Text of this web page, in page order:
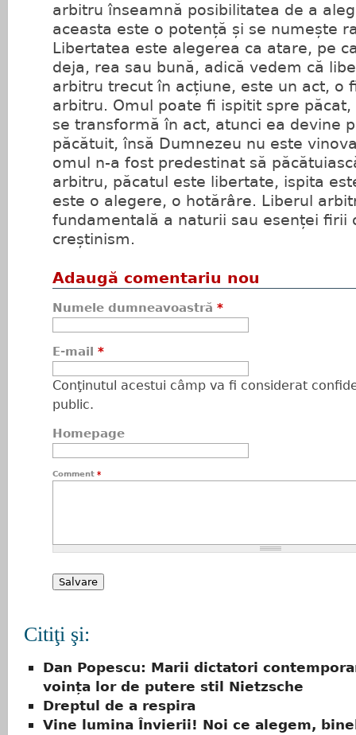
arbitru înseamnă posibilitatea de a
aceasta este o potență și se numește
Libertatea este alegerea ca atare, pe
deja, rea sau bună, adică vedem că
arbitru trecut în acțiune, este un act, o
arbitru. Omul poate fi ispitit spre
se transformă în act, atunci ea devine
păcătuit, însă Dumnezeu nu este
omul n-a fost predestinat să
arbitru, păcatul este libertate, ispita
este o alegere, o hotărâre. Liberul
fundamentală a naturii sau esenței firii
creștinism.
Adaugă comentariu nou
Numele dumneavoastră *
E-mail *
Conţinutul acestui câmp va fi considerat
public.
Homepage
Comment *
Citiţi şi:
Dan Popescu: Marii dictatori
voința lor de putere stil Nietzsche
Dreptul de a respira
Vine lumina Învierii! Noi ce alegem,